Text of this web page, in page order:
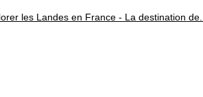
les Landes en France - La destination de...